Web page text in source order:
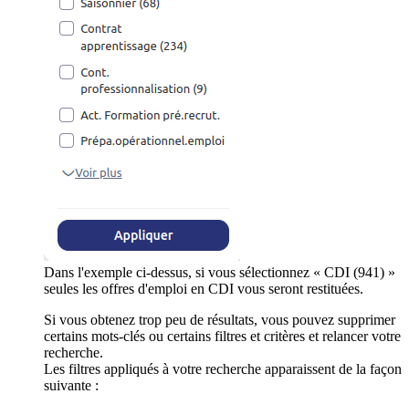
Dans l'exemple ci-dessus, si vous sélectionnez « CDI (941) »
seules les offres d'emploi en CDI vous seront restituées.
Si vous obtenez trop peu de résultats, vous pouvez supprimer
certains mots-clés ou certains filtres et critères et relancer votre
recherche.
Les filtres appliqués à votre recherche apparaissent de la façon
suivante :